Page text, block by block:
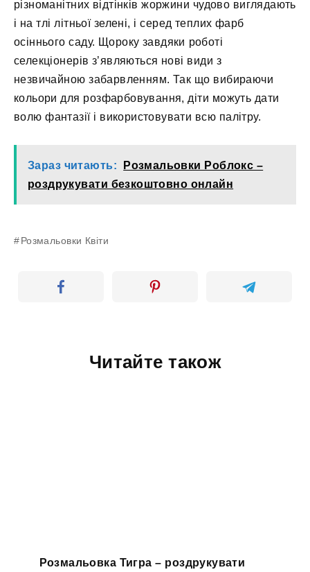
різноманітних відтінків жоржини чудово виглядають
і на тлі літньої зелені, і серед теплих фарб
осіннього саду. Щороку завдяки роботі
селекціонерів з’являються нові види з
незвичайною забарвленням. Так що вибираючи
кольори для розфарбовування, діти можуть дати
волю фантазії і використовувати всю палітру.
Зараз читають:
Розмальовки Роблокс –
роздрукувати безкоштовно онлайн
Розмальовки Квіти
Читайте також
Розмальовка Тигра – роздрукувати